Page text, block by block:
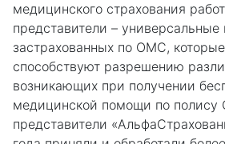
медицинского страхования
представители –
застрахованных по ОМС,
способствуют разрешению
возникающих при получении
медицинской помощи по
представители